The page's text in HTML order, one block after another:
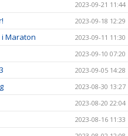
2023-09-21 11:44
2023-09-18 12:29
Maraton 2023-09-11 11:30
2023-09-10 07:20
2023-09-05 14:28
2023-08-30 13:27
2023-08-20 22:04
2023-08-16 11:33